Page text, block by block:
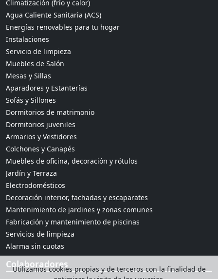
Utilizamos cookies propias y de terceros con la finalidad de
Climatización (frío y calor)
Agua Caliente Sanitaria (ACS)
Energías renovables para tu hogar
Instalaciones
Servicio de limpieza
Muebles de Salón
Mesas y Sillas
Aparadores y Estanterías
Sofás y Sillones
Dormitorios de matrimonio
Dormitorios juveniles
Armarios y Vestidores
Colchones y Canapés
Muebles de oficina, decoración y rótulos
Jardín y Terraza
Electrodomésticos
Decoración interior, fachadas y escaparates
Mantenimiento de jardines y zonas comunes
Fabricación y mantenimiento de piscinas
Servicios de limpieza
Alarma sin cuotas
Colaboradores